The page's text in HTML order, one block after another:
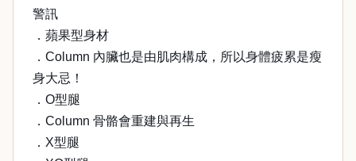
警訊
．蘋果型身材
．Column 內臟也是由肌肉構成，所以身體疲累是瘦
身大忌！
．O型腿
．Column 骨骼會重建與再生
．X型腿